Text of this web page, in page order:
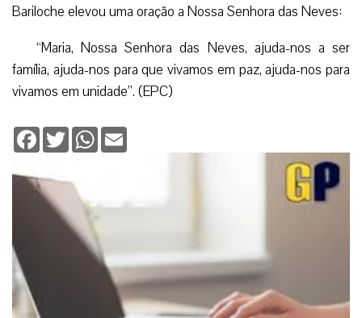
Bariloche elevou uma oração a Nossa Senhora das Neves:
“Maria, Nossa Senhora das Neves, ajuda-nos a ser
família, ajuda-nos para que vivamos em paz, ajuda-nos para
vivamos em unidade”. (EPC)
Facebook
TwitterWhatsApp